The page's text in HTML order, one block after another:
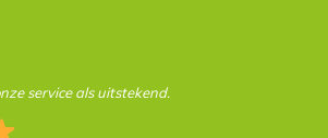
service als uitstekend.